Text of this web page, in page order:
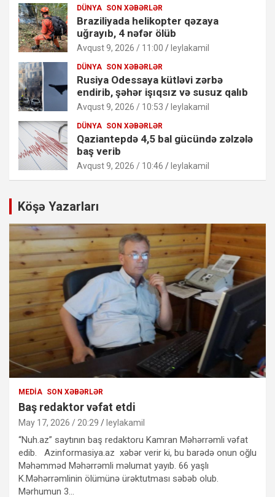
DÜNYA SON XƏBƏRLƏR
Braziliyada helikopter qəzaya
uğrayıb, 4 nəfər ölüb
Avqust 9, 2026 / 11:00 leylakamil
DÜNYA SON XƏBƏRLƏR
Rusiya Odessaya kütləvi zərbə
endirib, şəhər işıqsız və susuz qalıb
Avqust 9, 2026 / 10:53 leylakamil
DÜNYA SON XƏBƏRLƏR
Qaziantepdə 4,5 bal gücündə zəlzələ
baş verib
Avqust 9, 2026 / 10:46 leylakamil
Köşə Yazarları
MEDIA SON XƏBƏRLƏR
Baş redaktor vəfat etdi
May 17, 2026 / 20:29 leylakamil
“Nuh.az” saytının baş redaktoru Kamran Məhərrəmli vəfat
edib. Azinformasiya.az xəbər verir ki, bu barədə onun oğlu
Məhəmməd Məhərrəmli məlumat yayıb. 66 yaşlı
K.Məhərrəmlinin ölümünə ürəktutması səbəb olub.
Mərhumun 3…